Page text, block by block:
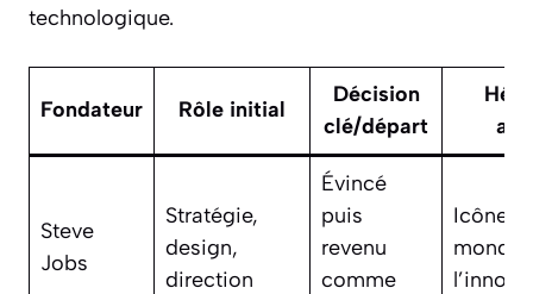
technologique.
Fondateur Rôle initial
Décision
clé/départ
Steve
Jobs
Stratégie,
design,
direction
Évincé
puis
revenu
comme
Icône